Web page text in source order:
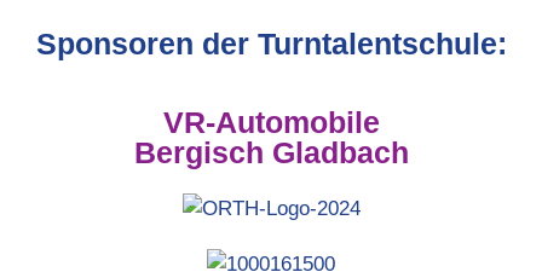
Sponsoren der Turntalentschule:
VR-Automobile
Bergisch Gladbach